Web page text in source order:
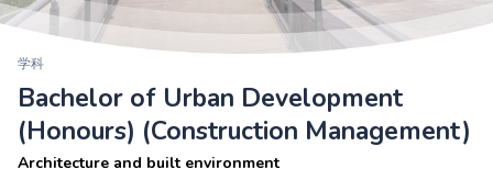
学科
Bachelor of Urban Development
(Honours) (Construction Management)
Architecture and built environment